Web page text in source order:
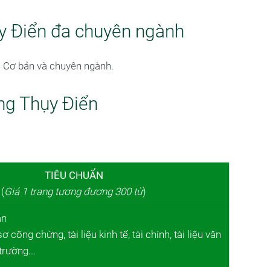
Điển đa chuyên ngành
bản và chuyên ngành.
Thụy Điển
TIÊU CHUẨN
(Giá 1 trang tương đương 300 từ)
công chứng, tài liệu kinh tế, tài chính, tài liệu văn